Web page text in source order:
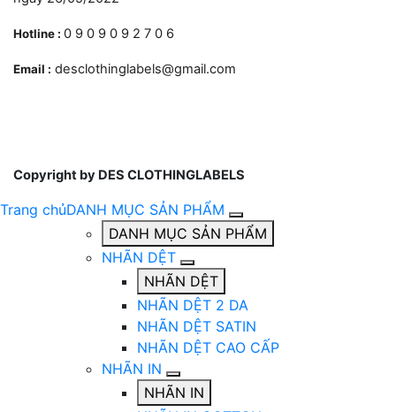
Hotline : 0 9 0 9 0 9 2 7 0 6
Email : desclothinglabels@gmail.com
Copyright by DES CLOTHINGLABELS
Trang chủDANH MỤC SẢN PHẨM
DANH MỤC SẢN PHẨM
NHÃN DỆT
NHÃN DỆT
NHÃN DỆT 2 DA
NHÃN DỆT SATIN
NHÃN DỆT CAO CẤP
NHÃN IN
NHÃN IN